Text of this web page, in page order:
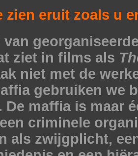
zien eruit zoals u
van
ziet in films als
niet met de
gebruiken we
De maffia is maar
criminele
als zwijgplicht,